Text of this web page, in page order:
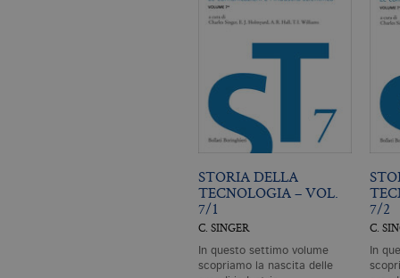
STORIA DELLA
TECNOLOGIA – VOL.
7/1
C. SINGER
In questo settimo volume
scopriamo la nascita delle
7/2
C.
In
I cookie tecnici sono
dell'account. Il sito Web
Garante, i cookie analitici
CookieScriptConsent
_ga